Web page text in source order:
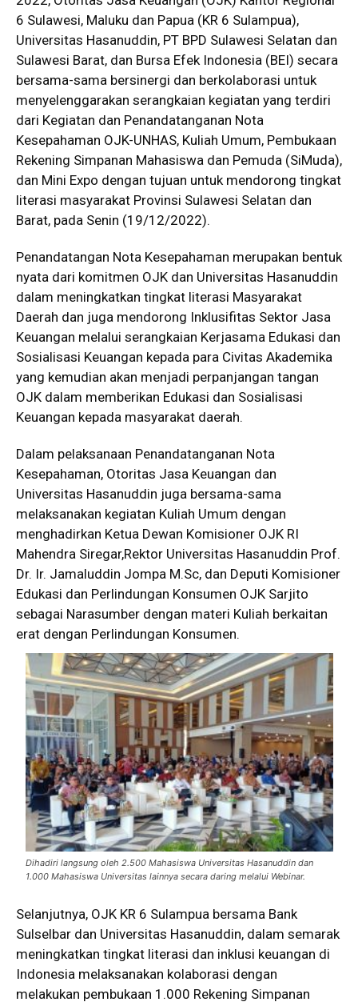
6 Sulawesi, Maluku dan Papua (KR 6 Sulampua),
Universitas Hasanuddin, PT BPD Sulawesi Selatan dan
Sulawesi Barat, dan Bursa Efek Indonesia (BEI) secara
bersama-sama bersinergi dan berkolaborasi untuk
menyelenggarakan serangkaian kegiatan yang terdiri
dari Kegiatan dan Penandatanganan Nota
Kesepahaman OJK-UNHAS, Kuliah Umum, Pembukaan
Rekening Simpanan Mahasiswa dan Pemuda (SiMuda),
dan Mini Expo dengan tujuan untuk mendorong tingkat
literasi masyarakat Provinsi Sulawesi Selatan dan
Barat, pada Senin (19/12/2022).
Penandatangan Nota Kesepahaman merupakan bentuk
nyata dari komitmen OJK dan Universitas Hasanuddin
dalam meningkatkan tingkat literasi Masyarakat
Daerah dan juga mendorong Inklusifitas Sektor Jasa
Keuangan melalui serangkaian Kerjasama Edukasi dan
Sosialisasi Keuangan kepada para Civitas Akademika
yang kemudian akan menjadi perpanjangan tangan
OJK dalam memberikan Edukasi dan Sosialisasi
Keuangan kepada masyarakat daerah.
Dalam pelaksanaan Penandatanganan Nota
Kesepahaman, Otoritas Jasa Keuangan dan
Universitas Hasanuddin juga bersama-sama
melaksanakan kegiatan Kuliah Umum dengan
menghadirkan Ketua Dewan Komisioner OJK RI
Mahendra Siregar,Rektor Universitas Hasanuddin Prof.
Dr. Ir. Jamaluddin Jompa M.Sc, dan Deputi Komisioner
Edukasi dan Perlindungan Konsumen OJK Sarjito
sebagai Narasumber dengan materi Kuliah berkaitan
erat dengan Perlindungan Konsumen.
Dihadiri langsung oleh 2.500 Mahasiswa Universitas Hasanuddin dan
1.000 Mahasiswa Universitas lainnya secara daring melalui Webinar.
Selanjutnya, OJK KR 6 Sulampua bersama Bank
Sulselbar dan Universitas Hasanuddin, dalam semarak
meningkatkan tingkat literasi dan inklusi keuangan di
Indonesia melaksanakan kolaborasi dengan
melakukan pembukaan 1.000 Rekening Simpanan